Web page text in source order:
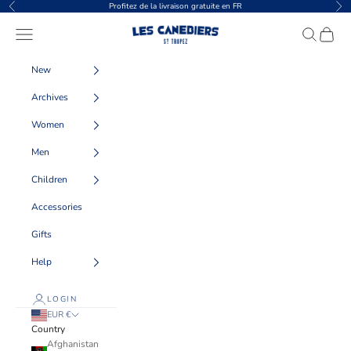
Skip to content
Previous Profitez de la livraison gratuite en FR
Les Canebiers
Navigation menu SearchCart
New
Archives
Women
Men
Children
Accessories
Gifts
Help
LOGIN
EUR €
Country
Afghanistan